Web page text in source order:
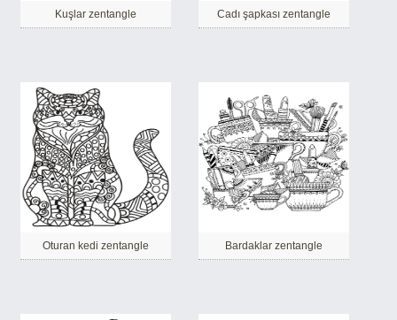
Kuşlar zentangle Cadı şapkası zentangle
Oturan kedi zentangle Bardaklar zentangle